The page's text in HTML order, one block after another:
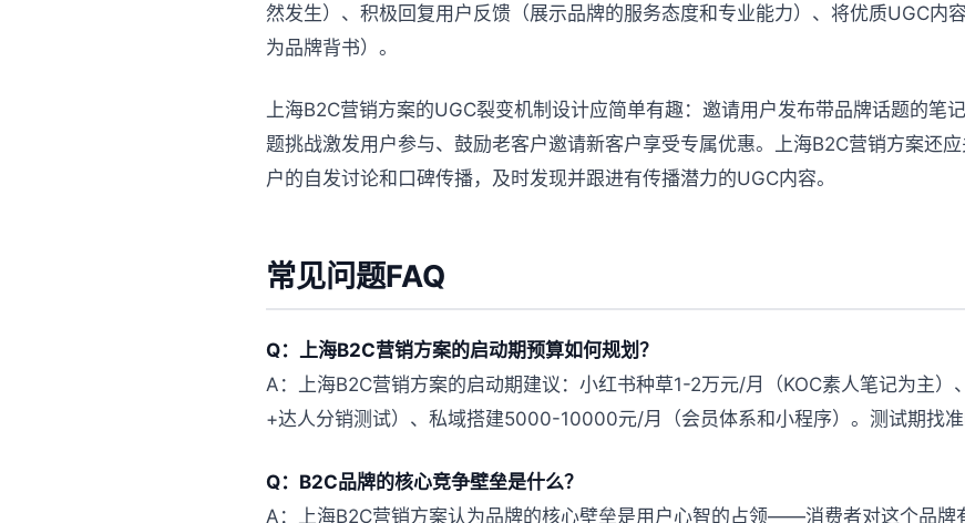
然发生）、积极回复用户反馈（展示品牌的服务态度和专业能力）、将优质UGC内
为品牌背书）。
上海B2C营销方案的UGC裂变机制设计应简单有趣：邀请用户发布带品牌话题的笔
题挑战激发用户参与、鼓励老客户邀请新客户享受专属优惠。上海B2C营销方案还
户的自发讨论和口碑传播，及时发现并跟进有传播潜力的UGC内容。
常见问题FAQ
Q：上海B2C营销方案的启动期预算如何规划？
A：上海B2C营销方案的启动期建议：小红书种草1-2万元/月（KOC素人笔记为主
+达人分销测试）、私域搭建5000-10000元/月（会员体系和小程序）。测试期找准
Q：B2C品牌的核心竞争壁垒是什么？
A：上海B2C营销方案认为品牌的核心壁垒是用户心智的占领——消费者对这个品牌